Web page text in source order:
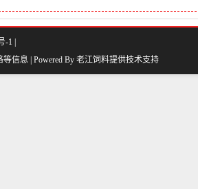
1 |
信息 | Powered By 老江饲料提供技术支持